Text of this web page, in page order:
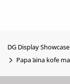
DG Display Showcase
Papa ʻaina kofe